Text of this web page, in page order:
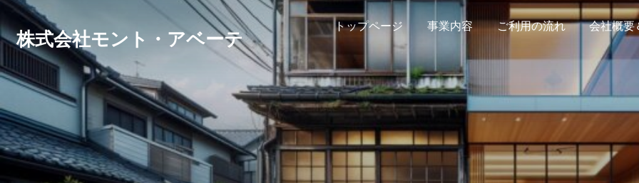
コ
ン
ン
へ
ス
株式会社モント・アベーテ
トップページ 事業内容 ご利用の流れ 会社概要